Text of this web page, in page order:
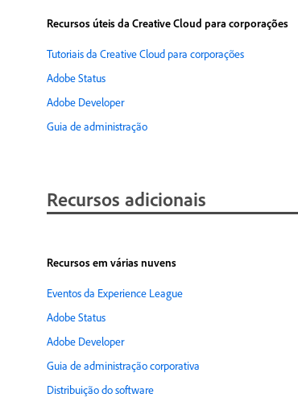
Recursos úteis da Creative Cloud para corporações
Tutoriais da Creative Cloud para corporações
Adobe Status
Adobe Developer
Guia de administração
Recursos adicionais
Recursos em várias nuvens
Eventos da Experience League
Adobe Status
Adobe Developer
Guia de administração corporativa
Distribuição do software